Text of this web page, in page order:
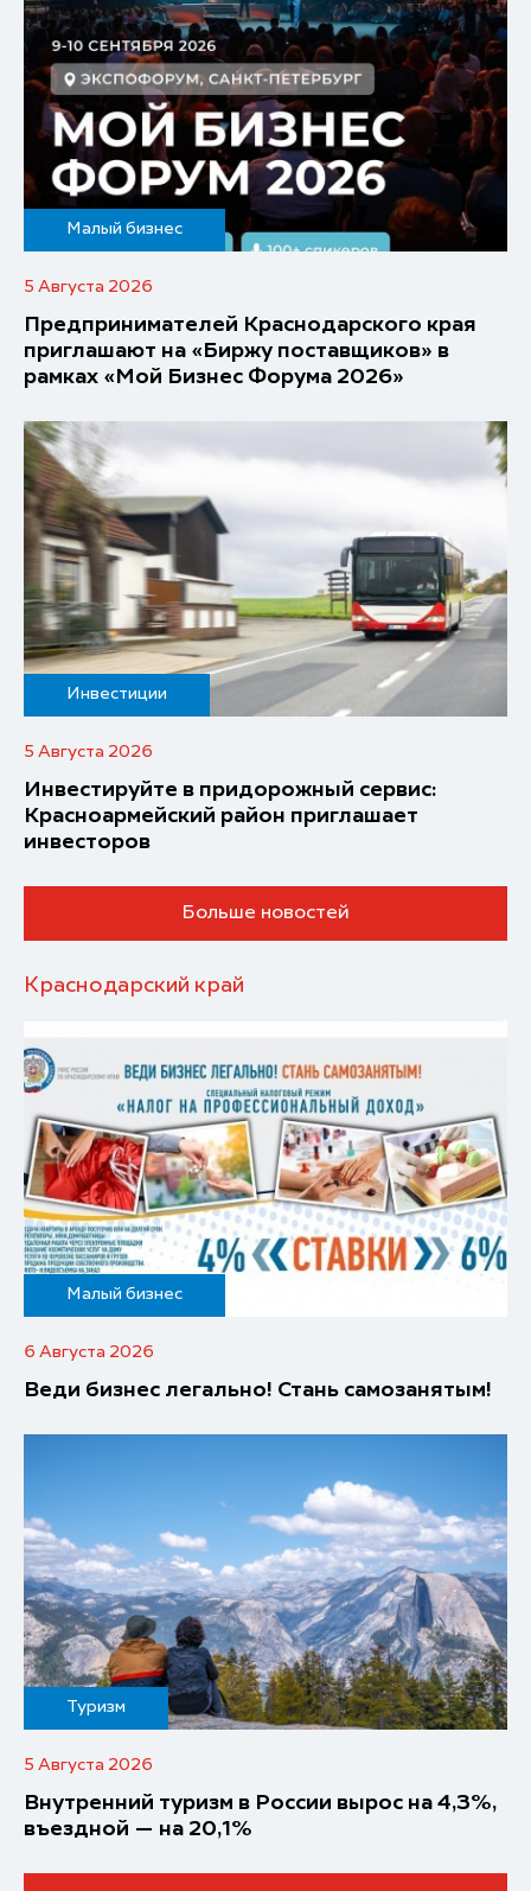
Малый бизнес
5 Августа 2026
Предпринимателей Краснодарского края
приглашают на «Биржу поставщиков» в
рамках «Мой Бизнес Форума 2026»
Инвестиции
5 Августа 2026
Инвестируйте в придорожный сервис:
Красноармейский район приглашает
инвесторов
Больше новостей
Краснодарский край
Малый бизнес
6 Августа 2026
Веди бизнес легально! Стань самозанятым!
Туризм
5 Августа 2026
Внутренний туризм в России вырос на 4,3%,
въездной — на 20,1%